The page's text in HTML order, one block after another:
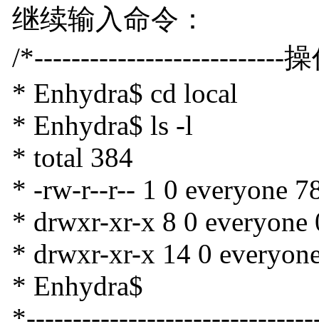
继续输入命令：
/*---------------------------
* Enhydra$ cd local
* Enhydra$ ls -l
* total 384
* -rw-r--r-- 1 0 everyone
* drwxr-xr-x 8 0 everyone
* drwxr-xr-x 14 0
* Enhydra$